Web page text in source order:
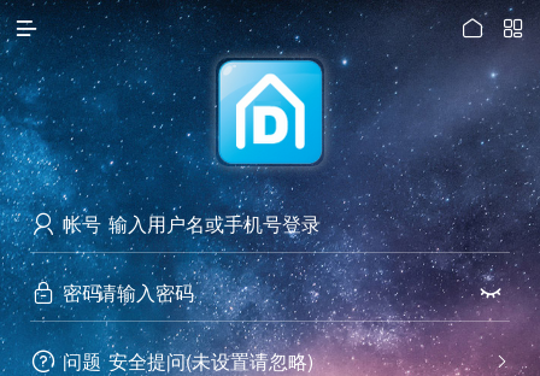

访问电脑版
 

 帐号
 密码 
 问题 
安全提问(未设置请忽略)